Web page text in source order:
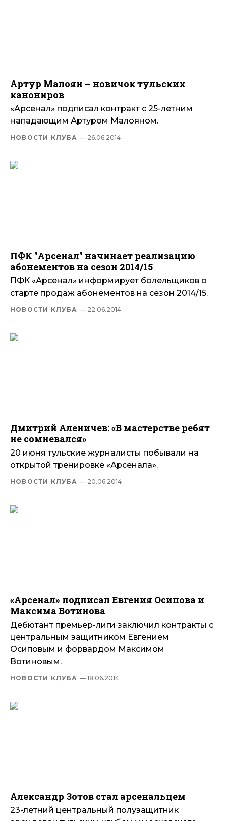
Артур Малоян – новичок тульских
канониров
«Арсенал» подписал контракт с 25-летним
нападающим Артуром Малояном.
НОВОСТИ КЛУБА — 26.06.2014
ПФК "Арсенал" начинает реализацию
абонементов на сезон 2014/15
ПФК «Арсенал» информирует болельщиков о
старте продаж абонементов на сезон 2014/15.
НОВОСТИ КЛУБА — 22.06.2014
Дмитрий Аленичев: «В мастерстве ребят
не сомневался»
20 июня тульские журналисты побывали на
открытой тренировке «Арсенала».
НОВОСТИ КЛУБА — 20.06.2014
«Арсенал» подписал Евгения Осипова и
Максима Вотинова
Дебютант премьер-лиги заключил контракты с
центральным защитником Евгением
Осиповым и форвардом Максимом
Вотиновым.
НОВОСТИ КЛУБА — 18.06.2014
Александр Зотов стал арсенальцем
23-летний центральный полузащитник